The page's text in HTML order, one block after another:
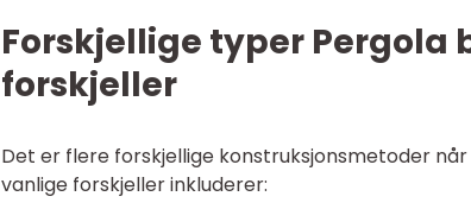
Forskjellige typer Pergola
forskjeller
Det er flere forskjellige konstruksjonsmetoder
vanlige forskjeller inkluderer: